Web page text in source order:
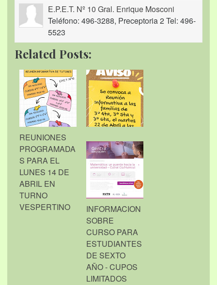
E.P.E.T. Nº 10 Gral. Enrique Mosconi
Teléfono: 496-3288, Preceptoria 2 Tel: 496-
5523
Related Posts:
REUNIONES
PROGRAMADA
S PARA EL
LUNES 14 DE
ABRIL EN
TURNO
VESPERTINO
INFORMACION
SOBRE
CURSO PARA
ESTUDIANTES
DE SEXTO
AÑO - CUPOS
LIMITADOS